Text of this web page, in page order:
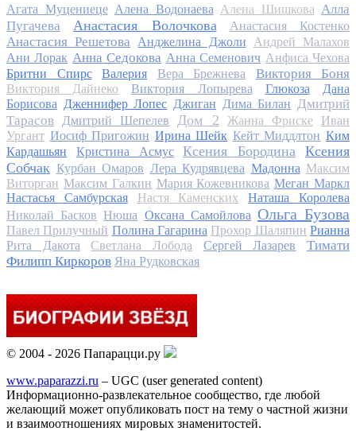
Агата Муцениеце Алена Водонаева Алена Шишкова Алла
Пугачева
Анастасия Волочкова Анастасия Костенко
Анастасия Решетова Анджелина Джоли
Андрей Малахов
Ани Лорак Анна Седокова Анна Семенович Анфиса Чехова
Бритни Спирс
Валерия Вера Брежнева Виктория Боня
Виктория Дайнеко Виктория Лопырева Глюкоза
Дана
Борисова Дженнифер Лопес Джиган Дима Билан Дмитрий
Тарасов
Дмитрий Шепелев Дом 2 Жанна Фриске
Иван
Ургант Иосиф Пригожин Ирина Шейк Кейт Миддлтон Ким
Кардашьян
Кристина Асмус Ксения Бородина
Ксения
Собчак Курбан Омаров Лера Кудрявцева Мадонна Максим
Виторган Максим Галкин Мария Кожевникова Меган Маркл
Настасья Самбурская
Настя Каменских
Наташа Королева
Николай Басков Нюша Оксана Самойлова Ольга Бузова
Павел Прилучный Полина Гагарина Прохор Шаляпин Рианна
Рита Дакота
Светлана Лобода Сергей Лазарев
Тимати
Филипп Киркоров Яна Рудковская
© 2004 - 2026 Папарацци.ру
www.paparazzi.ru – UGC (user generated content)
Информационно-развлекательное сообщество, где любой
желающий может опубликовать пост на тему о частной жизни
и взаимоотношениях мировых знаменитостей.